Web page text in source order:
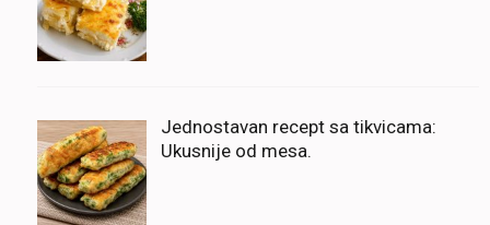
Jednostavan recept sa tikvicama:
Ukusnije od mesa.